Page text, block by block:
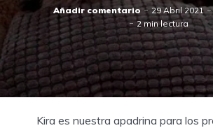
Añadir comentario 29 Abril 2021
2 min lectura
Kira es nuestra apadrina para los